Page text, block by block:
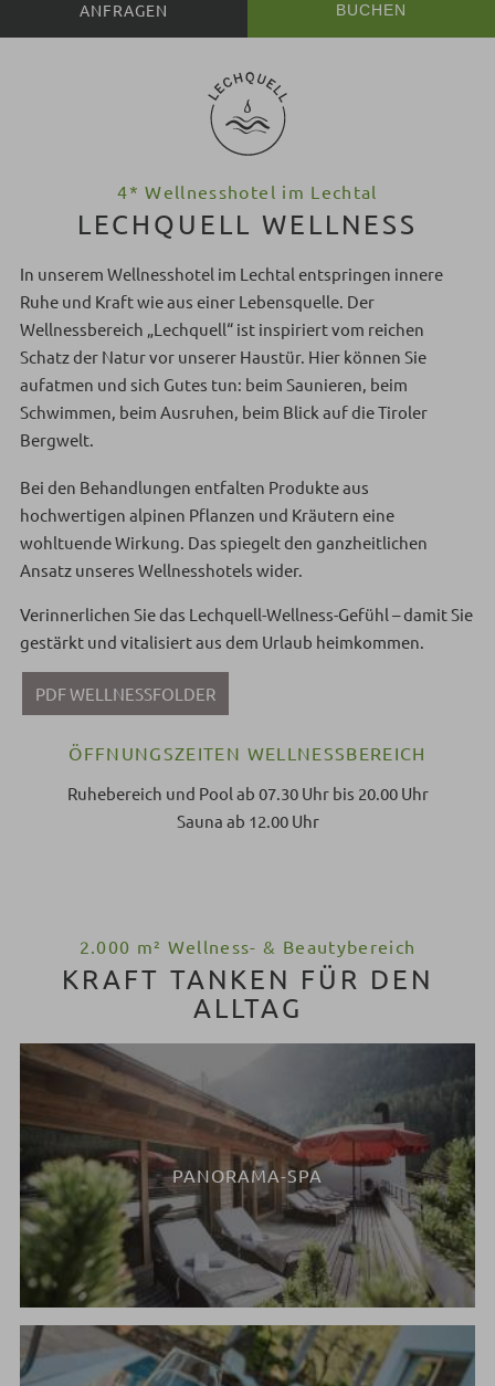
BUCHEN
4* Wellnesshotel im Lechtal
LECHQUELL WELLNESS
In unserem Wellnesshotel im Lechtal entspringen innere
Ruhe und Kraft wie aus einer Lebensquelle. Der
Wellnessbereich „Lechquell“ ist inspiriert vom reichen
Schatz der Natur vor unserer Haustür. Hier können Sie
aufatmen und sich Gutes tun: beim Saunieren, beim
Schwimmen, beim Ausruhen, beim Blick auf die Tiroler
Bergwelt.
Bei den Behandlungen entfalten Produkte aus
hochwertigen alpinen Pflanzen und Kräutern eine
wohltuende Wirkung. Das spiegelt den ganzheitlichen
Ansatz unseres Wellnesshotels wider.
Verinnerlichen Sie das Lechquell-Wellness-Gefühl – damit Sie
gestärkt und vitalisiert aus dem Urlaub heimkommen.
PDF WELLNESSFOLDER
ÖFFNUNGSZEITEN WELLNESSBEREICH
Ruhebereich und Pool ab 07.30 Uhr bis 20.00 Uhr
Sauna ab 12.00 Uhr
2.000 m² Wellness- & Beautybereich
KRAFT TANKEN FÜR DEN
ALLTAG
PANORAMA-SPA